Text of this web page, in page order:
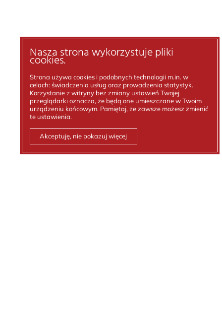
Nasza strona wykorzystuje pliki
cookies.
Strona używa cookies i podobnych technologii m.in. w
celach: świadczenia usług oraz prowadzenia statystyk.
Korzystanie z witryny bez zmiany ustawień Twojej
przeglądarki oznacza, że będą one umieszczane w Twoim
urządzeniu końcowym. Pamiętaj, że zawsze możesz zmienić
te ustawienia.
Akceptuję, nie pokazuj więcej